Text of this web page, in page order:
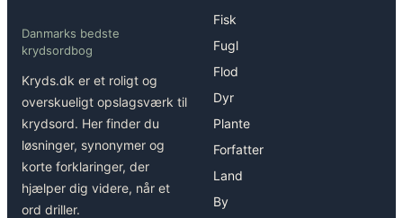
Danmarks bedste
krydsordbog
Kryds.dk er et roligt og
overskueligt opslagsværk til
krydsord. Her finder du
løsninger, synonymer og
korte forklaringer, der
hjælper dig videre, når et
ord driller.
Fisk
Fugl
Flod
Dyr
Plante
Forfatter
Land
By